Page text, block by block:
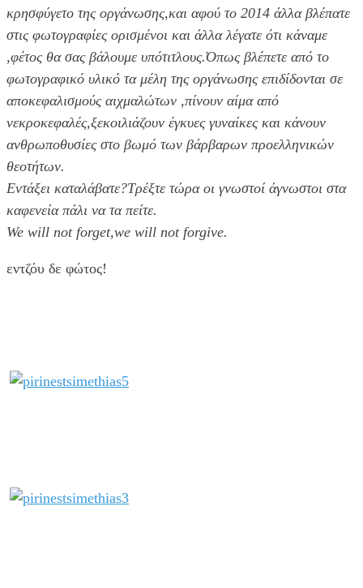
κρησφύγετο της οργάνωσης,και αφού το 2014 άλλα βλέπατε
στις φωτογραφίες ορισμένοι και άλλα λέγατε ότι κάναμε
,φέτος θα σας βάλουμε υπότιτλους.Όπως βλέπετε από το
φωτογραφικό υλικό τα μέλη της οργάνωσης επιδίδονται σε
αποκεφαλισμούς αιχμαλώτων ,πίνουν αίμα από
νεκροκεφαλές,ξεκοιλιάζουν έγκυες γυναίκες και κάνουν
ανθρωποθυσίες στο βωμό των βάρβαρων προελληνικών
θεοτήτων.
Εντάξει καταλάβατε?Τρέξτε τώρα οι γνωστοί άγνωστοι στα
καφενεία πάλι να τα πείτε.
We will not forget,we will not forgive.
εντζόυ δε φώτος!